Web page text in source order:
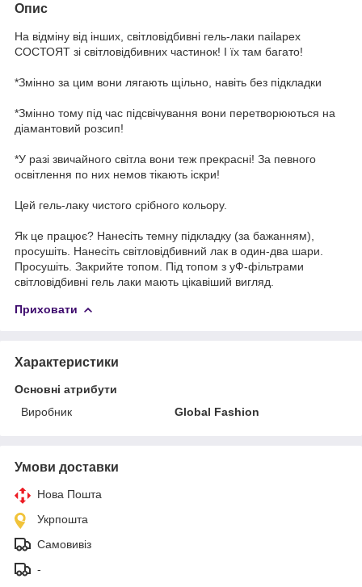
Опис
На відміну від інших, світловідбивні гель-лаки nailapex
СОСТОЯТ зі світловідбивних частинок! І їх там багато!
*Змінно за цим вони лягають щільно, навіть без підкладки
*Змінно тому під час підсвічування вони перетворюються на
діамантовий розсип!
*У разі звичайного світла вони теж прекрасні! За певного
освітлення по них немов тікають іскри!
Цей гель-лаку чистого срібного кольору.
Як це працює? Нанесіть темну підкладку (за бажанням),
просушіть. Нанесіть світловідбивний лак в один-два шари.
Просушіть. Закрийте топом. Під топом з уФ-фільтрами
світловідбивні гель лаки мають цікавіший вигляд.
Приховати
Характеристики
Основні атрибути
Виробник
Global Fashion
Умови доставки
Нова Пошта
Укрпошта
Самовивіз
-